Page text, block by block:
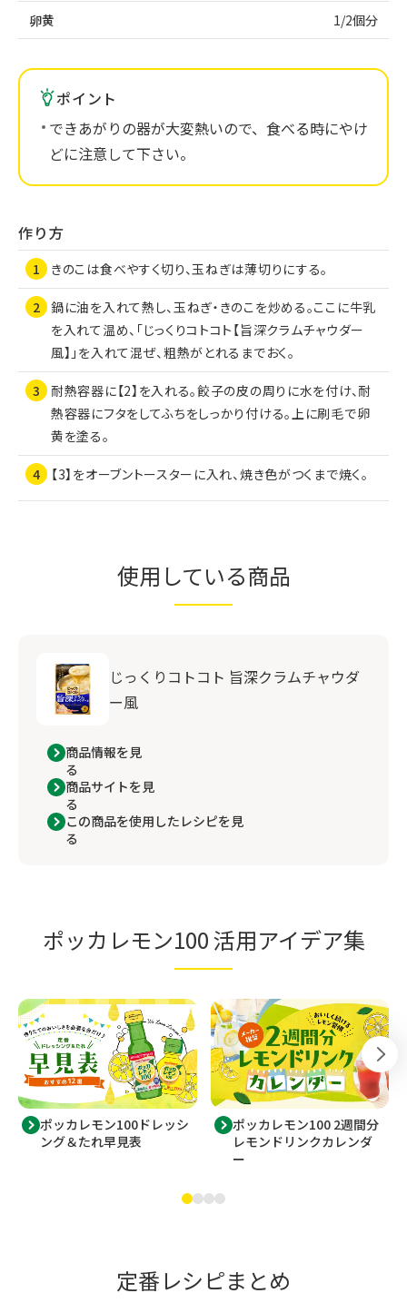
卵黄 1/2個分
ポイント
できあがりの器が大変熱いので、食べる時にやけ
どに注意して下さい。
作り方
きのこは食べやすく切り、玉ねぎは薄切りにする。
鍋に油を入れて熱し、玉ねぎ・きのこを炒める。ここに牛乳
を入れて温め、「じっくりコトコト【旨深クラムチャウダー
風】」を入れて混ぜ、粗熱がとれるまでおく。
耐熱容器に【2】を入れる。餃子の皮の周りに水を付け、耐
熱容器にフタをしてふちをしっかり付ける。上に刷毛で卵
黄を塗る。
【3】をオーブントースターに入れ、焼き色がつくまで焼く。
使用している商品
じっくりコトコト 旨深クラムチャウダ
ー風
商品情報を見
る
商品サイトを見
る
この商品を使用したレシピを見
る
ポッカレモン100 活用アイデア集
ポッカレモン100ドレッシ
ング＆たれ早見表
ポッカレモン100 2週間分
レモンドリンクカレンダ
ー
定番レシピまとめ